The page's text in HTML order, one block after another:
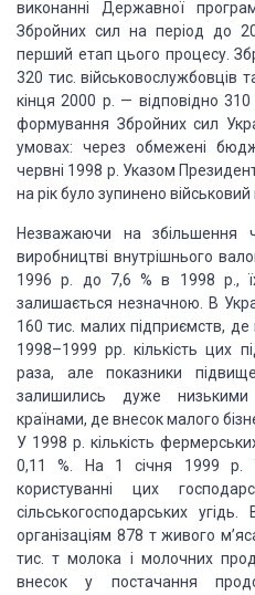
виконанні Державної
Збройних сил на період до
перший етап цього процесу.
320 тис. військовослужбовців
кінця 2000 р. — відповідно
формування Збройних сил
умовах: через обмежені
червні 1998 р. Указом
на рік було зупинено
Незважаючи на збільшення
виробництві внутрішнього
1996 р. до 7,6 % в 1998 р.,
залишається незначною. В
160 тис. малихпідприємств,
1998–1999 рр. кількість цих
раза, але показники
залишились дуже низькими
країнами, де внесок малого
У 1998 р. кількість
0,11
%. На 1 січня 1999 р.
користуванні цих
сільськогосподарських
організаціям 878 т живого
тис. т молока і молочних
внесок у постачання